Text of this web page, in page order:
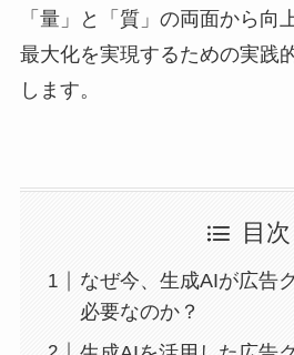
「量」と「質」の両面から向
最大化を実現するための実践
します。
目次
なぜ今、生成AIが広告
必要なのか？